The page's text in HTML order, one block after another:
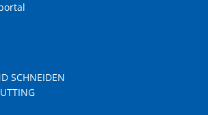
SCHNEIDEN